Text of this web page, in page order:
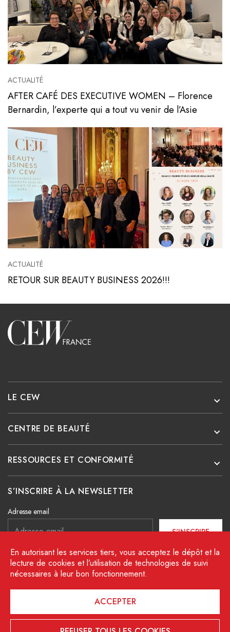
ACTUALITÉ
AFTER CAFÉ DES EXECUTIVE WOMEN – Florence
Bernardin, l’experte qui a tout vu venir de l’Asie
ACTUALITÉ
RETOUR SUR BEAUTY BUSINESS 2026!!!
LE CEW
CENTRE DE BEAUTÉ
RESSOURCES ET CONFORMITÉ
S’INSCRIRE À LA NEWSLETTER
Adresse email
J’ai lu et j’accepte les conditions décrites dans la charte
de protection des données.
S'INSCRIRE
Facebook
Instagram
Linkedin
En autorisant les services tiers, vous acceptez le dépôt et la
lecture de cookies et l’utilisation de technologies de suivi
nécessaires à leur bon fonctionnement.
ACCEPTER